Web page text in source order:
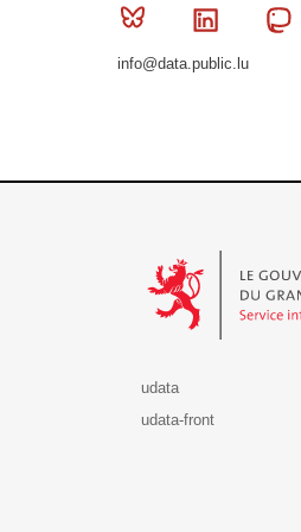
Bluesky Linkedin
info@data.public.lu
udata
udata-front